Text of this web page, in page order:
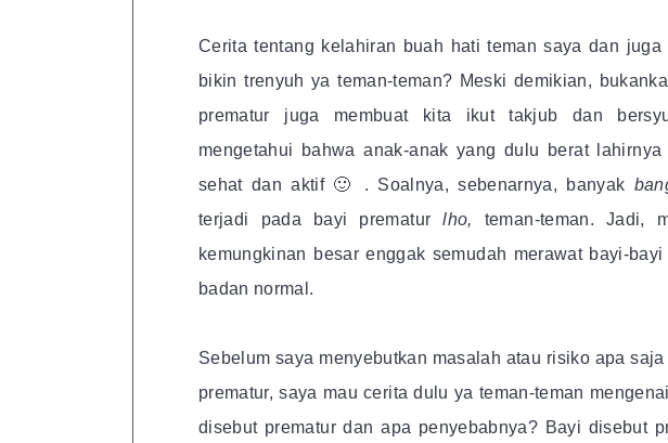
Cerita tentang kelahiran buah hati teman saya dan
bikin trenyuh ya teman-teman? Meski demikian,
prematur juga membuat kita ikut takjub dan
mengetahui bahwa anak-anak yang dulu berat lahirnya
sehat dan aktif 🙂 . Soalnya, sebenarnya, banyak
terjadi pada bayi prematurlho,
teman-teman. Jadi,
kemungkinan besar enggak semudah merawat bayi-
badan normal.
Sebelum saya menyebutkan masalah atau risiko apa
prematur, saya mau cerita dulu ya teman-teman
disebut prematur dan apa penyebabnya? Bayi disebut